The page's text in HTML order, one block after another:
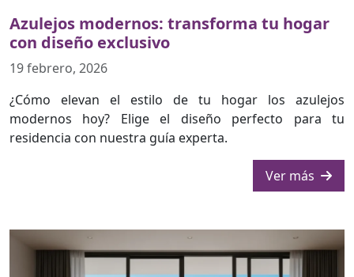
Azulejos modernos: transforma tu hogar
con diseño exclusivo
19 febrero, 2026
¿Cómo elevan el estilo de tu hogar los azulejos
modernos hoy? Elige el diseño perfecto para tu
residencia con nuestra guía experta.
Ver más